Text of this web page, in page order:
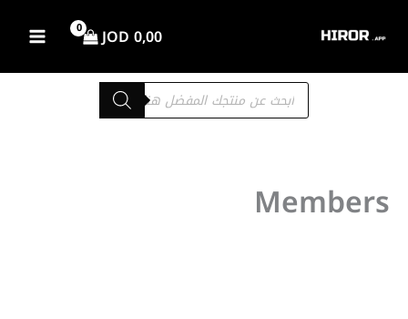
0,00
JOD
Products
search
Members